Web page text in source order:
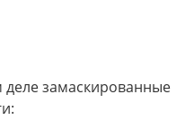
деле замаскированные